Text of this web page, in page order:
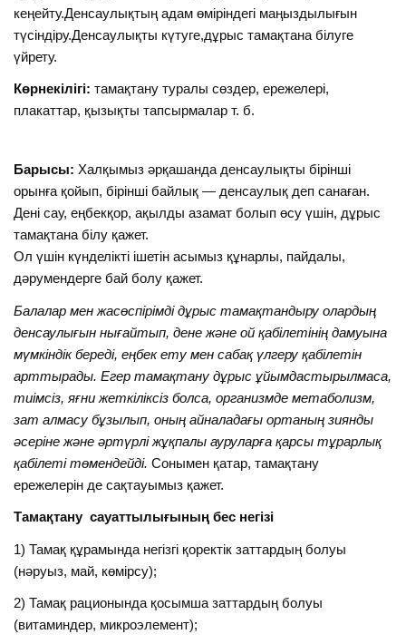
кеңейту.Денсаулықтың адам өміріндегі маңыздылығын
түсіндіру.Денсаулықты күтуге,дұрыс тамақтана білуге
үйрету.
Көрнекілігі: тамақтану туралы сөздер, ережелері,
плакаттар, қызықты тапсырмалар т. б.
Барысы: Халқымыз әрқашанда денсаулықты бірінші
орынға қойып, бірінші байлық — денсаулық деп санаған.
Дені сау, еңбекқор, ақылды азамат болып өсу үшін, дұрыс
тамақтана білу қажет.
Ол үшін күнделікті ішетін асымыз құнарлы, пайдалы,
дәрумендерге бай болу қажет.
Балалар мен жасөспірімді дұрыс тамақтандыру олардың
денсаулығын нығайтып, дене және ой қабілетінің дамуына
мүмкіндік береді, еңбек ету мен сабақ үлгеру қабілетін
арттырады. Егер тамақтану дұрыс ұйымдастырылмаса,
тиімсіз, яғни жеткіліксіз болса, организмде метаболизм,
зат алмасу бұзылып, оның айналадағы ортаның зиянды
әсеріне және әртүрлі жұқпалы ауруларға қарсы тұрарлық
қабілеті төмендейді. Сонымен қатар, тамақтану
ережелерін де сақтауымыз қажет.
Тамақтану сауаттылығының бес негізі
1) Тамақ құрамында негізгі қоректік заттардың болуы
(нәруыз, май, көмірсу);
2) Тамақ рационында қосымша заттардың болуы
(витаминдер, микроэлемент);